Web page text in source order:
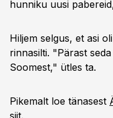
hunniku uusi
Hiljem selgus, et asi
rinnasilti. "Pärast
Soomest," ütles ta.
Pikemalt loe tänasest
siit.